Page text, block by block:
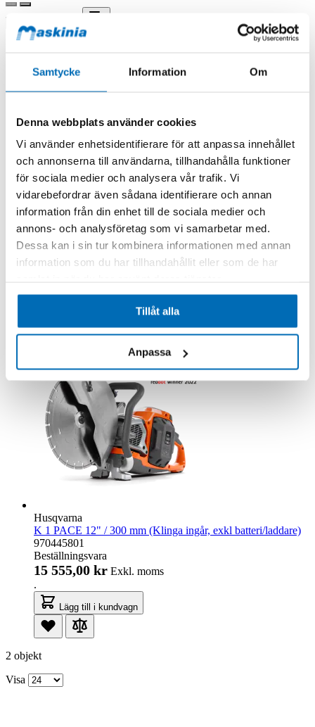
Samtycke Information Om
Denna webbplats använder cookies
Vi använder enhetsidentifierare för att anpassa innehållet
och annonserna till användarna, tillhandahålla funktioner
för sociala medier och analysera vår trafik. Vi
vidarebefordrar även sådana identifierare och annan
information från din enhet till de sociala medier och
annons- och analysföretag som vi samarbetar med.
Dessa kan i sin tur kombinera informationen med annan
information som du har tillhandahållit eller som de har
Tillåt alla
Anpassa
Husqvarna
K 1 PACE 14" / 350 mm (Klinga ingår, exkl batteri/laddare)
970519201
I lager
Lägg till i kundvagn
Husqvarna
K 1 PACE 12" / 300 mm (Klinga ingår, exkl batteri/laddare)
970445801
Beställningsvara
15 555,00 kr Exkl. moms
.
Lägg till i kundvagn
2 objekt
Visa